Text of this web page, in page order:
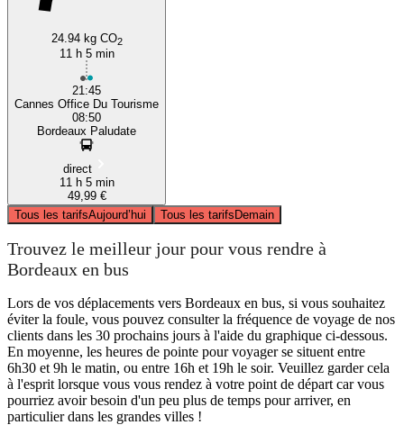
24.94 kg CO2
11 h 5 min
21:45
Cannes Office Du Tourisme
08:50
Bordeaux Paludate
direct
11 h 5 min
49,99 €
Tous les tarifsAujourd’hui Tous les tarifsDemain
Trouvez le meilleur jour pour vous rendre à
Bordeaux en bus
Lors de vos déplacements vers Bordeaux en bus, si vous souhaitez
éviter la foule, vous pouvez consulter la fréquence de voyage de nos
clients dans les 30 prochains jours à l'aide du graphique ci-dessous.
En moyenne, les heures de pointe pour voyager se situent entre
6h30 et 9h le matin, ou entre 16h et 19h le soir. Veuillez garder cela
à l'esprit lorsque vous vous rendez à votre point de départ car vous
pourriez avoir besoin d'un peu plus de temps pour arriver, en
particulier dans les grandes villes !